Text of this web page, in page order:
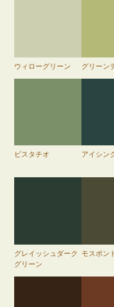
ウィローグリーン グリーン
ピスタチオ アイシン
グレイッシュダーク
グリーン
モスポン